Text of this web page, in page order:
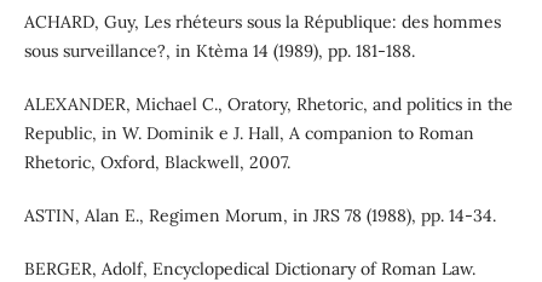
ACHARD, Guy, Les rhéteurs sous la République: des hommes
sous surveillance?, in Ktèma 14 (1989), pp. 181-188.
ALEXANDER, Michael C., Oratory, Rhetoric, and politics in the
Republic, in W. Dominik e J. Hall, A companion to Roman
Rhetoric, Oxford, Blackwell, 2007.
ASTIN, Alan E., Regimen Morum, in JRS 78 (1988), pp. 14-34.
BERGER, Adolf, Encyclopedical Dictionary of Roman Law.